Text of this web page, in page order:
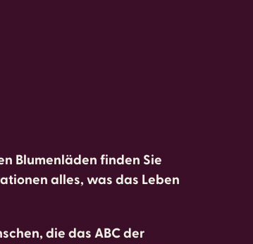
Blumenläden finden Sie
alles, was das Leben
die das ABC der